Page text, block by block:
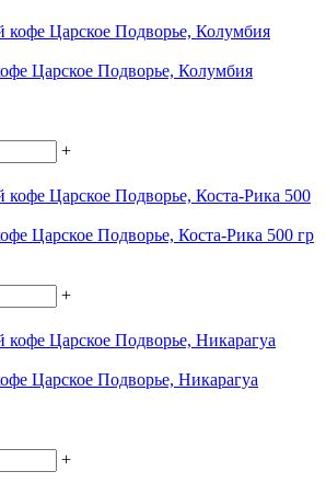
Царское Подворье, Колумбия
+
Царское Подворье, Коста-Рика 500 гр
+
Царское Подворье, Никарагуа
+